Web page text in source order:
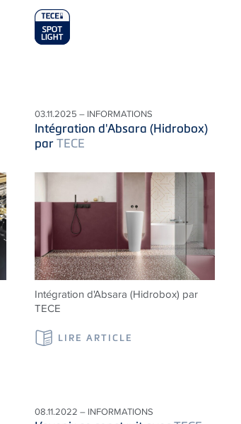
03.11.2025 – INFORMATIONS
Intégration d'Absara (Hidrobox)
parTECE
Intégration d'Absara (Hidrobox) par
TECE
LIRE ARTICLE
08.11.2022 – INFORMATIONS